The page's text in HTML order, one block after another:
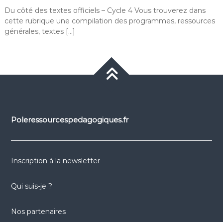
Du côté des textes officiels – Cycle 4 Vous trouverez dans
cette rubrique une compilation des programmes, ressources
générales, textes […]
Poleressourcespedagogiques.fr
Inscription à la newsletter
Qui suis-je ?
Nos partenaires